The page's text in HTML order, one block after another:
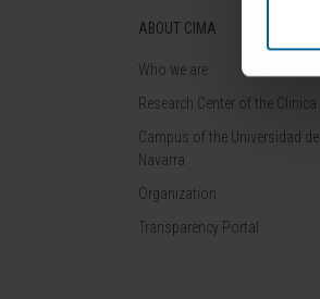
ABOUT CIMA
Who we are
Research Center of the Clinica
Campus of the Universidad de
Navarra
Organization
Transparency Portal